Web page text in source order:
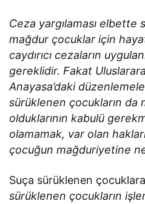
Ceza yargılaması elbette
mağdur çocuklar için
caydırıcı cezaların
gereklidir. Fakat
Anayasa’daki
sürüklenen çocukların da
olduklarının kabulü
olamamak, var olan
çocuğun mağduriyetine
Suça sürüklenen
sürüklenen çocukların